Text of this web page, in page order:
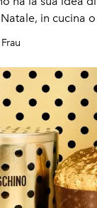
in cucina